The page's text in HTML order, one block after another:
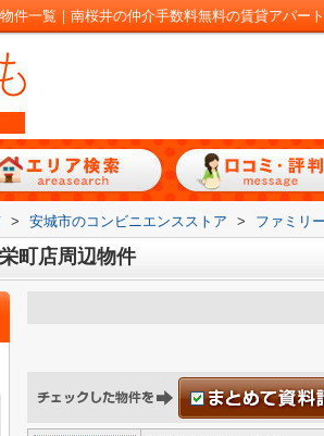
> 安城市のコンビニエンスストア > ファミリ
町店周辺物件